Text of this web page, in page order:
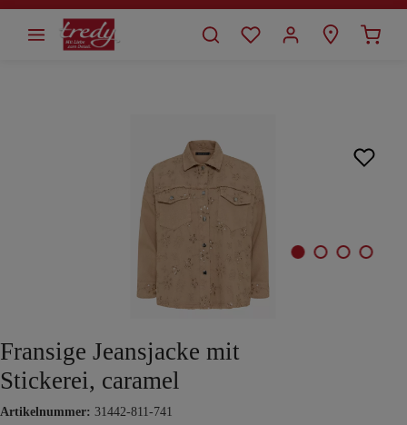
springen
Fransige Jeansjacke mit
Stickerei, caramel
Artikelnummer: 31442-811-741